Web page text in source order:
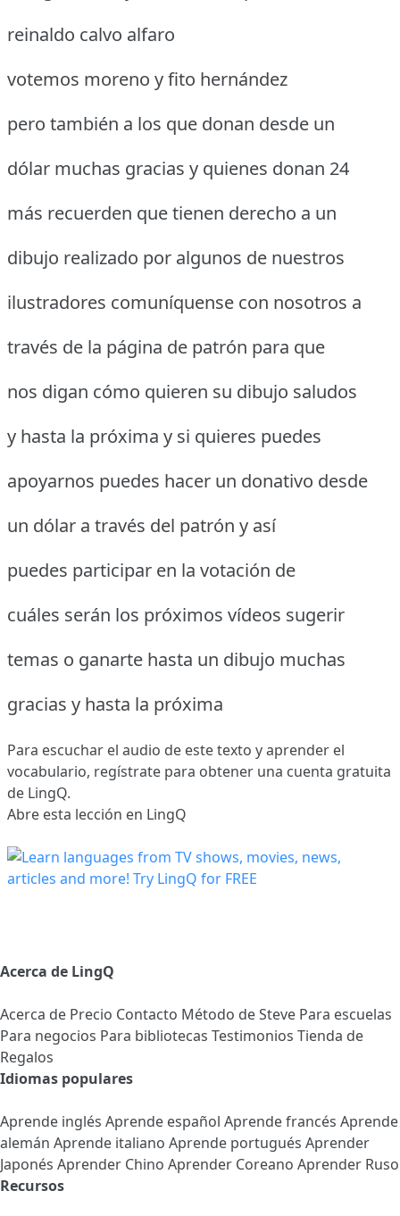
reinaldo calvo alfaro
votemos moreno y fito hernández
pero también a los que donan desde un
dólar muchas gracias y quienes donan 24
más recuerden que tienen derecho a un
dibujo realizado por algunos de nuestros
ilustradores comuníquense con nosotros a
través de la página de patrón para que
nos digan cómo quieren su dibujo saludos
y hasta la próxima y si quieres puedes
apoyarnos puedes hacer un donativo desde
un dólar a través del patrón y así
puedes participar en la votación de
cuáles serán los próximos vídeos sugerir
temas o ganarte hasta un dibujo muchas
gracias y hasta la próxima
Para escuchar el audio de este texto y aprender el
vocabulario, regístrate para obtener una cuenta gratuita
de LingQ.
Abre esta lección en LingQ
Acerca de LingQ
Acerca de Precio Contacto Método de Steve Para escuelas
Para negocios Para bibliotecas Testimonios Tienda de
Regalos
Idiomas populares
Aprende inglés Aprende español Aprende francés Aprende
alemán Aprende italiano Aprende portugués Aprender
Japonés Aprender Chino Aprender Coreano Aprender Ruso
Recursos